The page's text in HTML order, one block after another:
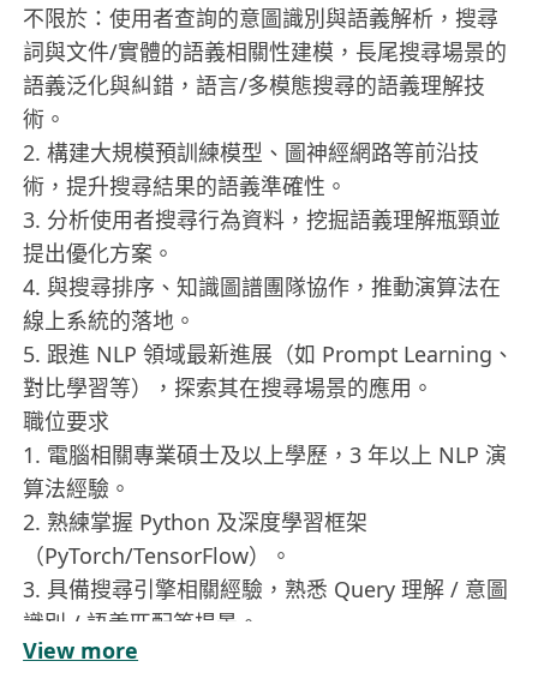
不限於：使用者查詢的意圖識別與語義解析，搜尋
詞與文件/實體的語義相關性建模，長尾搜尋場景的
語義泛化與糾錯，語言/多模態搜尋的語義理解技
術。
2. 構建大規模預訓練模型、圖神經網路等前沿技
術，提升搜尋結果的語義準確性。
3. 分析使用者搜尋行為資料，挖掘語義理解瓶頸並
提出優化方案。
4. 與搜尋排序、知識圖譜團隊協作，推動演算法在
線上系統的落地。
5. 跟進 NLP 領域最新進展（如 Prompt Learning、
對比學習等），探索其在搜尋場景的應用。
職位要求
1. 電腦相關專業碩士及以上學歷，3 年以上 NLP 演
算法經驗。
2. 熟練掌握 Python 及深度學習框架
（PyTorch/TensorFlow）。
3. 具備搜尋引擎相關經驗，熟悉 Query 理解 / 意圖
識別 / 語義匹配等場景。
4. 熟悉 BERT、Transformer 等模型，有海量資料
View more